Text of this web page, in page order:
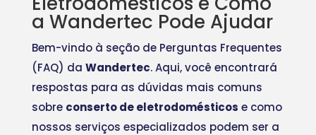
a Wandertec Pode Ajudar
Bem-vindo à seção de Perguntas Frequentes
(FAQ) da Wandertec. Aqui, você encontrará
respostas para as dúvidas mais comuns
sobre conserto de eletrodomésticos e como
nossos serviços especializados podem ser a